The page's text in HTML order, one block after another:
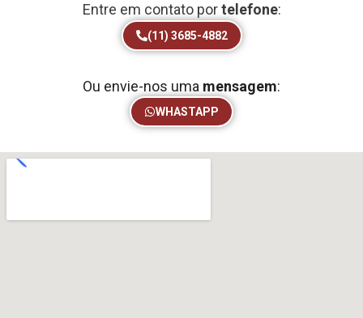
Entre em contato portelefone:
(11) 3685-4882
Ou envie-nos uma mensagem:
WHASTAPP